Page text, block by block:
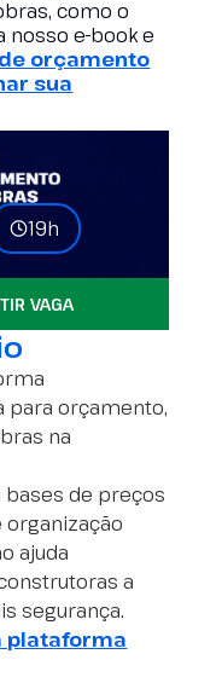
como o
nosso e-book e
orçamento
sua
19h
VAGA
para orçamento,
na
de preços
organização
ajuda
a
segurança.
plataforma